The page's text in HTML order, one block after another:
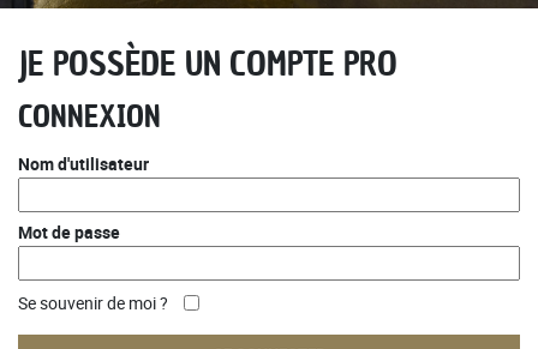
JE POSSÈDE UN COMPTE PRO
CONNEXION
Nom d'utilisateur
Mot de passe
Se souvenir de moi ?